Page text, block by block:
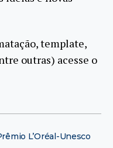
template,
outras) acesse o
L’Oréal-Unesco